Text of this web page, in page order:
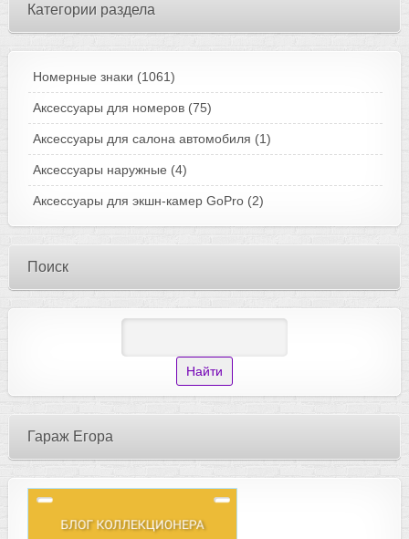
Категории раздела
Номерные знаки (1061)
Аксессуары для номеров (75)
Аксессуары для салона автомобиля (1)
Аксессуары наружные (4)
Аксессуары для экшн-камер GoPro (2)
Поиск
Гараж Егора